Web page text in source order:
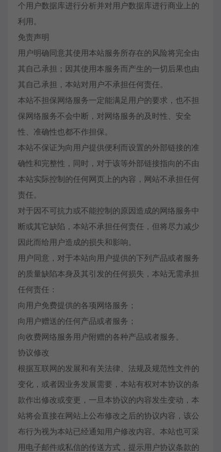
个用户数据库进行分析并对用户数据库进行商业上的
利用。
免责声明
用户明确同意其使用本站服务所存在的风险将完全由
其自己承担；因其使用本服务而产生的一切后果也由
其自己承担，本站对用户不承担任何责任。
本站不担保网络服务一定能满足用户的要求，也不担
保网络服务不会中断，对网络服务的及时性、安全
性、准确性也都不作担保。
本站不保证为向用户提供便利而设置的外部链接的准
确性和完整性，同时，对于该等外部链接指向的不由
本站实际控制的任何网页上的内容，网站不承担任何
责任。
对于因不可抗力或不能控制的原因造成的网络服务中
断或其它缺陷，本站不承担任何责任，但将尽力减少
因此而给用户造成的损失和影响。
用户同意，对于本站向用户提供的下列产品或者服务
的质量缺陷本身及其引发的任何损失，本站无需承担
任何责任：
向用户免费提供的各项网络服务；
向用户赠送的任何产品或者服务；
向收费网络服务用户附赠的各种产品或者服务。
协议修改
根据互联网的发展和有关法律、法规及规范性文件的
变化，或者因业务发展需要，本站有权对本协议的条
款作出修改或变更，一旦本协议的内容发生变动，本
站将会直接在网站上公布修改之后的协议内容，该公
布行为视为本站已经通知用户修改内容。本站也可采
用电子邮件或私信的传送方式，提示用户协议条款的